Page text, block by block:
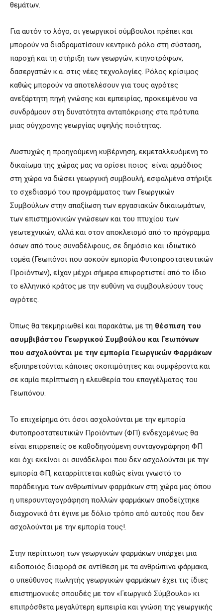
θεμάτων.
Για αυτόν το λόγο, οι γεωργικοί σύμβουλοι πρέπει και
μπορούν να διαδραματίσουν κεντρικό ρόλο στη σύσταση,
παροχή και τη στήριξη των γεωργών, κτηνοτρόφων,
δασεργατών κ.α. στις νέες τεχνολογίες. Ρόλος κρίσιμος
καθώς μπορούν να αποτελέσουν για τους αγρότες
ανεξάρτητη πηγή γνώσης και εμπειρίας, προκειμένου να
συνδράμουν στη δυνατότητα ανταπόκρισης στα πρότυπα
μιας σύγχρονης γεωργίας υψηλής ποιότητας.
Δυστυχώς η προηγούμενη κυβέρνηση, εκμεταλλευόμενη το
δικαίωμα της χώρας μας να ορίσει ποιος είναι αρμόδιος
στη χώρα να δώσει γεωργική συμβουλή, εσφαλμένα στήριξε
το σχεδιασμό του προγράμματος των Γεωργικών
Συμβούλων στην απαξίωση των εργασιακών δικαιωμάτων,
των επιστημονικών γνώσεων και του πτυχίου των
γεωτεχνικών, αλλά και στον αποκλεισμό από το πρόγραμμα
όσων από τους συναδέλφους, σε δημόσιο και ιδιωτικό
τομέα (Γεωπόνοι που ασκούν εμπορία Φυτοπροστατευτικών
Προϊόντων), είχαν μέχρι σήμερα επιφορτιστεί από το ίδιο
το ελληνικό κράτος με την ευθύνη να συμβουλεύουν τους
αγρότες.
Όπως θα τεκμηριωθεί και παρακάτω, με τη θέσπιση του
ασυμβιβάστου Γεωργικού Συμβούλου και Γεωπόνων
που ασχολούνται με την εμπορία Γεωργικών Φαρμάκων
εξυπηρετούνται κάποιες σκοπιμότητες και συμφέροντα και
σε καμία περίπτωση η ελευθερία του επαγγέλματος του
Γεωπόνου.
Το επιχείρημα ότι όσοι ασχολούνται με την εμπορία
Φυτοπροστατευτικών Προϊόντων (ΦΠ) ενδεχομένως θα
είναι επιρρεπείς σε καθοδηγούμενη συνταγογράφηση ΦΠ
και όχι εκείνοι οι συνάδελφοι που δεν ασχολούνται με την
εμπορία ΦΠ, καταρρίπτεται καθώς είναι γνωστό το
παράδειγμα των ανθρωπίνων φαρμάκων στη χώρα μας όπου
η υπερσυνταγογράφηση πολλών φαρμάκων αποδείχτηκε
διαχρονικά ότι έγινε με δόλιο τρόπο από αυτούς που δεν
ασχολούνται με την εμπορία τους!.
Στην περίπτωση των γεωργικών φαρμάκων υπάρχει μια
ειδοποιός διαφορά σε αντίθεση με τα ανθρώπινα φάρμακα,
ο υπεύθυνος πωλητής γεωργικών φαρμάκων έχει τις ίδιες
επιστημονικές σπουδές με τον «Γεωργικό Σύμβουλο» κι
επιπρόσθετα μεγαλύτερη εμπειρία και γνώση της γεωργικής